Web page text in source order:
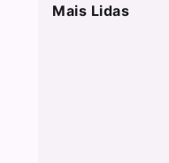
Mais Lidas